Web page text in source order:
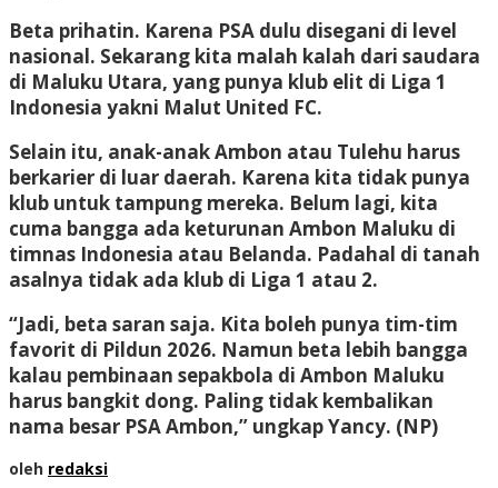
Beta prihatin. Karena PSA dulu disegani di level
nasional. Sekarang kita malah kalah dari saudara
di Maluku Utara, yang punya klub elit di Liga 1
Indonesia yakni Malut United FC.
Selain itu, anak-anak Ambon atau Tulehu harus
berkarier di luar daerah. Karena kita tidak punya
klub untuk tampung mereka. Belum lagi, kita
cuma bangga ada keturunan Ambon Maluku di
timnas Indonesia atau Belanda. Padahal di tanah
asalnya tidak ada klub di Liga 1 atau 2.
“Jadi, beta saran saja. Kita boleh punya tim-tim
favorit di Pildun 2026. Namun beta lebih bangga
kalau pembinaan sepakbola di Ambon Maluku
harus bangkit dong. Paling tidak kembalikan
nama besar PSA Ambon,” ungkap Yancy. (NP)
oleh redaksi